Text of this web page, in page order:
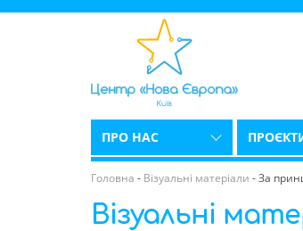
ПРО НАС
Головна - Візуальні матеріали -За
Візуальні